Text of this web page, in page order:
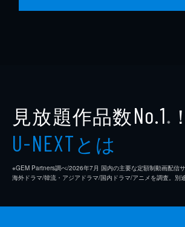
見放題作品数No.1 ※ ！
U-NEXTとは
※GEM Partners調べ/2026年7⽉ 国内の主要な定額制動画配信
海外ドラマ/韓流・アジアドラマ/国内ドラマ/アニメを調査。別